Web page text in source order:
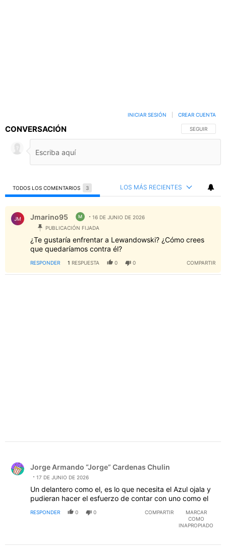
CONVERSACIÓN SIGA ESTA
SEGUIR
INICIAR SESIÓN CREAR CUENTA
TODOS LOS COMENTARIOS 3 LOS MÁS RECIENTES
Todos los comentarios
Comentario de Jmarino95.
JM Jmarino95 M
16 DE JUNIO DE 2026
PUBLICACIÓN FIJADA
¿Te gustaría enfrentar a Lewandowski? ¿Cómo crees
que quedaríamos contra él?
RESPONDER 1 RESPUESTA 0 0 COMPARTIR
Jorge Armando “Jorge” Cardenas Chulin
17 DE JUNIO DE 2026
Un delantero como el, es lo que necesita el Azul ojala y
pudieran hacer el esfuerzo de contar con uno como el
RESPONDER 0 0 COMPARTIR
MARCAR
COMO
INAPROPIADO